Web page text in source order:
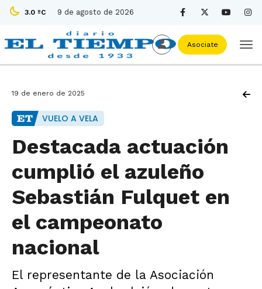
3.0 ºC 9 de agosto de 2026
Asociate
19 de enero de 2025
VUELO A VELA
Destacada actuación
cumplió el azuleño
Sebastián Fulquet en
el campeonato
nacional
El representante de la Asociación